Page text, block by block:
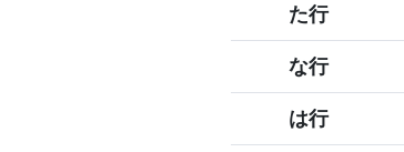
た行
な行
は行